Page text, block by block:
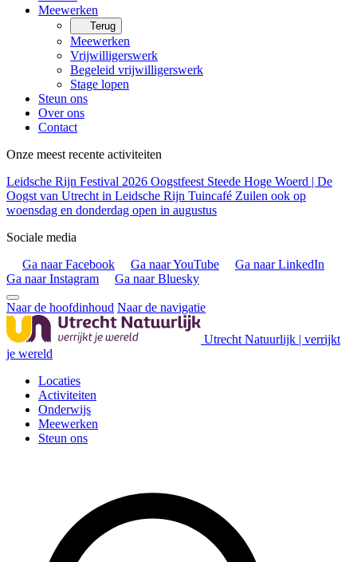
Meewerken
Terug
Meewerken
Vrijwilligerswerk
Begeleid vrijwilligerswerk
Stage lopen
Steun ons
Over ons
Contact
Onze meest recente activiteiten
Leidsche Rijn Festival 2026 Oogstfeest Steede Hoge Woerd | De
Oogst van Utrecht in Leidsche Rijn Tuincafé Zuilen ook op
woensdag en donderdag open in augustus
Sociale media
Ga naar Facebook
Ga naar YouTube
Ga naar LinkedIn
Ga naar Instagram
Ga naar Bluesky
Naar de hoofdinhoud Naar de navigatie
Utrecht Natuurlijk | verrijkt
je wereld
Locaties
Activiteiten
Onderwijs
Meewerken
Steun ons